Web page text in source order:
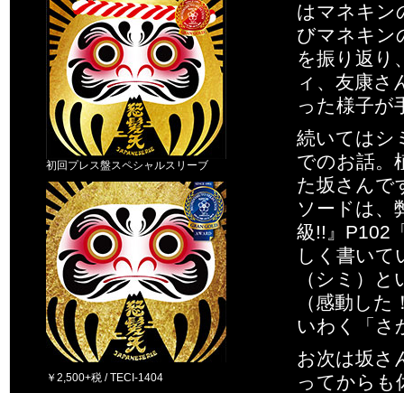
初回プレス盤スペシャルスリーブ
￥2,500+税 / TECI-1404
はマネキン
びマネキン
を振り返り
ィ、友康さ
った様子が
続いてはシ
でのお話。
た坂さんで
ソードは、
級!!』P102
しく書いて
（シミ）
（感動し
いわく「さ
お次は坂さ
ってからも